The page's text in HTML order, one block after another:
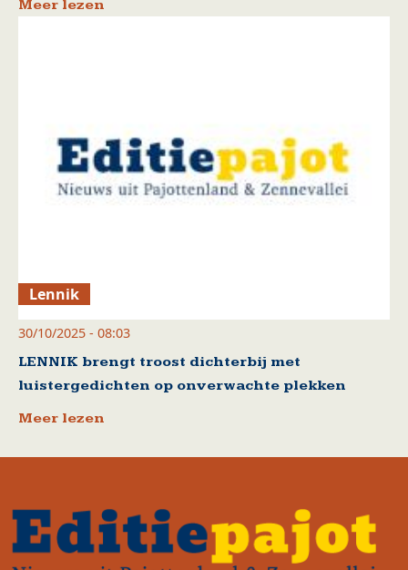
Meer lezen
Lennik
30/10/2025 - 08:03
LENNIK brengt troost dichterbij met
luistergedichten op onverwachte plekken
Meer lezen